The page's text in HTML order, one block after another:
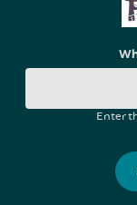
Enter